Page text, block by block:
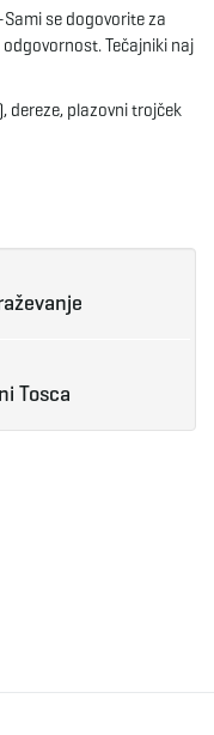
se dogovorite za
Tečajniki naj
dereze, plazovni trojček
Tosca